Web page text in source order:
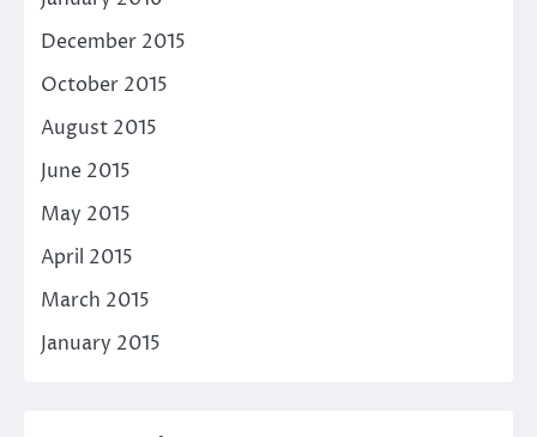
December 2015
October 2015
August 2015
June 2015
May 2015
April 2015
March 2015
January 2015